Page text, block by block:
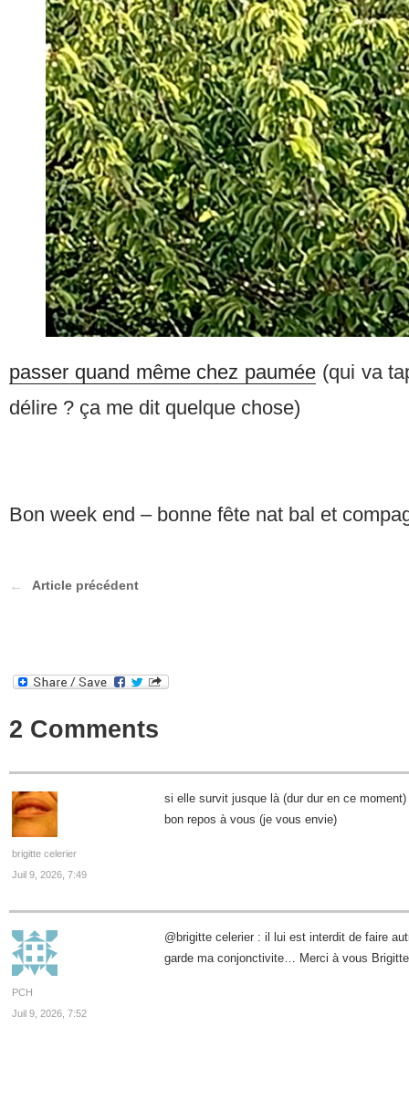
passer quand même chez paumée (qui va
délire ? ça me dit quelque chose)
Bon week end – bonne fête nat bal et
Article précédent
2 Comments
brigitte celerier
Juil 9, 2026, 7:49
si elle survit jusque là (dur dur en ce
bon repos à vous (je vous envie)
PCH
Juil 9, 2026, 7:52
@brigitte celerier : il lui est interdit de faire
garde ma conjonctivite… Merci à vous Brigitte